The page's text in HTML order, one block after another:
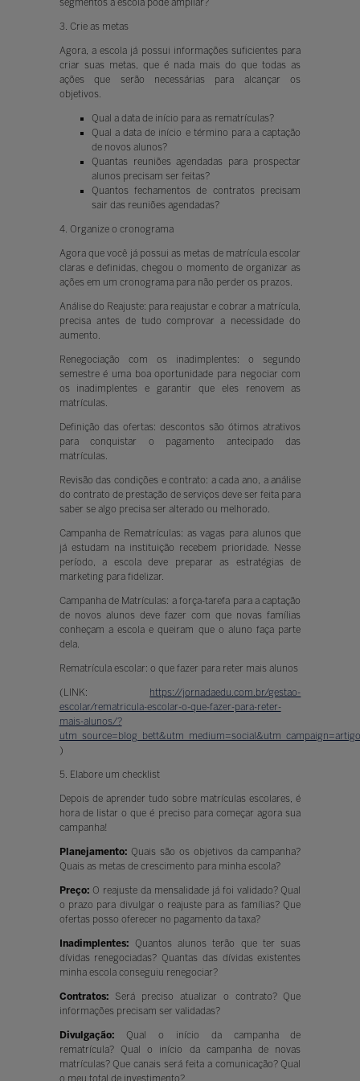
3. Crie as metas
Agora, a escola já possui informações suficientes para
criar suas metas, que é nada mais do que todas as
ações que serão necessárias para alcançar os
objetivos.
Qual a data de início para as rematrículas?
Qual a data de início e término para a captação
de novos alunos?
Quantas reuniões agendadas para prospectar
alunos precisam ser feitas?
Quantos fechamentos de contratos precisam
sair das reuniões agendadas?
4. Organize o cronograma
Agora que você já possui as metas de matrícula escolar
claras e definidas, chegou o momento de organizar as
ações em um cronograma para não perder os prazos.
Análise do Reajuste: para reajustar e cobrar a matrícula,
precisa antes de tudo comprovar a necessidade do
aumento.
Renegociação com os inadimplentes: o segundo
semestre é uma boa oportunidade para negociar com
os inadimplentes e garantir que eles renovem as
matrículas.
Definição das ofertas: descontos são ótimos atrativos
para conquistar o pagamento antecipado das
matrículas.
Revisão das condições e contrato: a cada ano, a análise
do contrato de prestação de serviços deve ser feita para
saber se algo precisa ser alterado ou melhorado.
Campanha de Rematrículas: as vagas para alunos que
já estudam na instituição recebem prioridade. Nesse
período, a escola deve preparar as estratégias de
marketing para fidelizar.
Campanha de Matrículas: a força-tarefa para a captação
de novos alunos deve fazer com que novas famílias
conheçam a escola e queiram que o aluno faça parte
dela.
Rematrícula escolar: o que fazer para reter mais alunos
(LINK: https://jornadaedu.com.br/gestao-
escolar/rematricula-escolar-o-que-fazer-para-reter-
mais-alunos/?
)
5. Elabore um checklist
Depois de aprender tudo sobre matrículas escolares, é
hora de listar o que é preciso para começar agora sua
campanha!
Planejamento: Quais são os objetivos da campanha?
Quais as metas de crescimento para minha escola?
Preço:O reajuste da mensalidade já foi validado? Qual
o prazo para divulgar o reajuste para as famílias? Que
ofertas posso oferecer no pagamento da taxa?
Inadimplentes: Quantos alunos terão que ter suas
dívidas renegociadas? Quantas das dívidas existentes
minha escola conseguiu renegociar?
Contratos: Será preciso atualizar o contrato? Que
informações precisam ser validadas?
Divulgação:Qual o início da campanha de
rematrícula? Qual o início da campanha de novas
matrículas? Que canais será feita a comunicação? Qual
o meu total de investimento?